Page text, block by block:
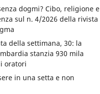
dogmi? Cibo, religione e
sul n. 4/2026 della rivista
della settimana, 30: la
stanzia 930 mila
oratori
in una setta e non